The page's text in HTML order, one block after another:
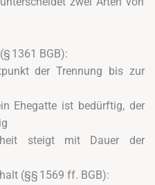
1361 BGB):
der Trennung bis zur
Ehegatte ist bedürftig, der
steigt mit Dauer der
(§§ 1569 ff. BGB):